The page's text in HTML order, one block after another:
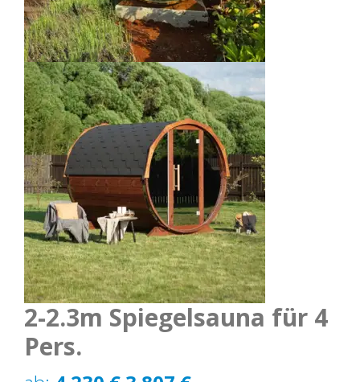
2-2.3m Spiegelsauna für 4
Pers.